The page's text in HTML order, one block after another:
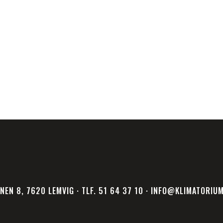
8, 7620 LEMVIG · TLF. 51 64 37 10 ·